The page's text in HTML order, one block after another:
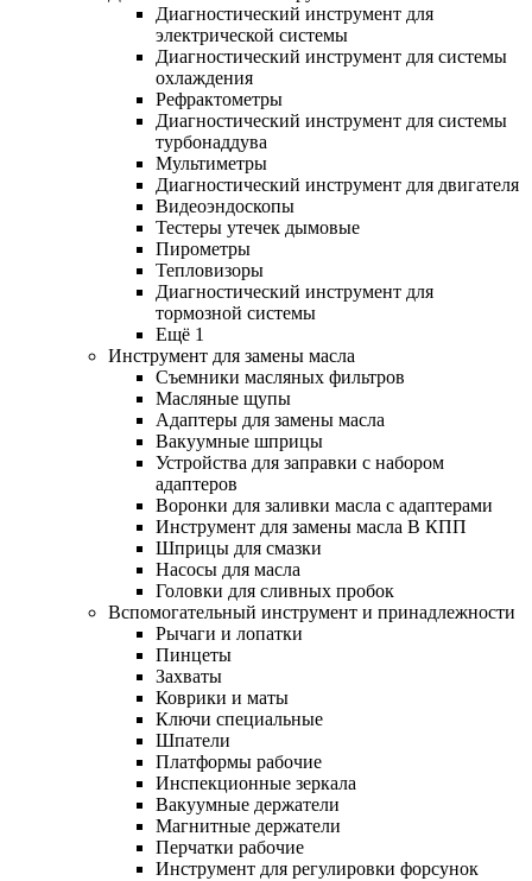
Диагностический инструмент для
электрической системы
Диагностический инструмент для системы
охлаждения
Рефрактометры
Диагностический инструмент для системы
турбонаддува
Мультиметры
Диагностический инструмент для двигателя
Видеоэндоскопы
Тестеры утечек дымовые
Пирометры
Тепловизоры
Диагностический инструмент для
тормозной системы
Ещё 1
Инструмент для замены масла
Съемники масляных фильтров
Масляные щупы
Адаптеры для замены масла
Вакуумные шприцы
Устройства для заправки с набором
адаптеров
Воронки для заливки масла с адаптерами
Инструмент для замены масла В КПП
Шприцы для смазки
Насосы для масла
Головки для сливных пробок
Вспомогательный инструмент и принадлежности
Рычаги и лопатки
Пинцеты
Захваты
Коврики и маты
Ключи специальные
Шпатели
Платформы рабочие
Инспекционные зеркала
Вакуумные держатели
Магнитные держатели
Перчатки рабочие
Инструмент для регулировки форсунок